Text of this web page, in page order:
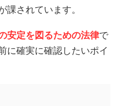
課されています。
安定を図るための法律で
に確実に確認したいポイ